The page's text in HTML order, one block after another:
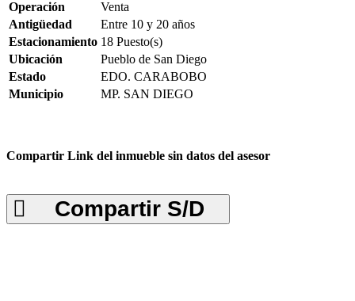
Operación
Venta
Antigüedad
Entre 10 y 20 años
Estacionamiento 18 Puesto(s)
Ubicación
Pueblo de San Diego
Estado
EDO. CARABOBO
Municipio
MP. SAN DIEGO
Compartir Link del inmueble sin datos del asesor
Compartir S/D